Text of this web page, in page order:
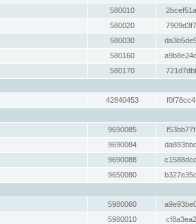
580010
580020
580030
580160
580170
42840453
9690085
9690084
9690088
9650080
5980060
5980010